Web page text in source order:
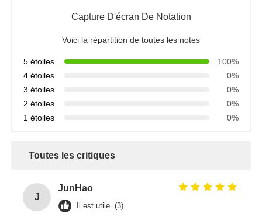
Capture D'écran De Notation
Voici la répartition de toutes les notes
5 étoiles
100%
4 étoiles
0%
3 étoiles
0%
2 étoiles
0%
1 étoiles
0%
Toutes les critiques
J
JunHao
Il est utile. (3)